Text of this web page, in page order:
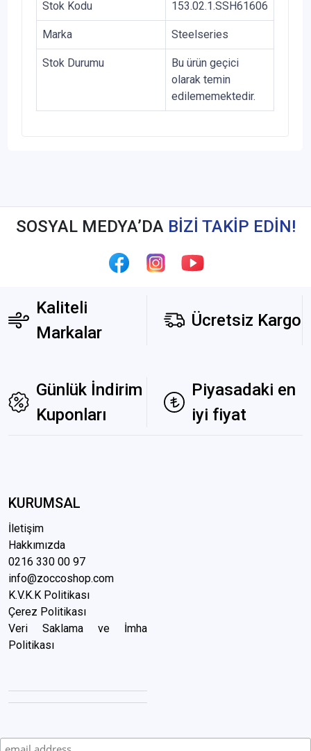
Stok Kodu 153.02.1.SSH61606
Marka Steelseries
Stok Durumu
Bu ürün geçici
olarak temin
edilememektedir.
SOSYAL MEDYA’DA BİZİ TAKİP EDİN!
Kaliteli
Markalar
Ücretsiz Kargo
Günlük İndirim
Kuponları
Piyasadaki en
iyi fiyat
KURUMSAL
İletişim
Hakkımızda
0216 330 00 97
info@zoccoshop.com
K.V.K.K Politikası
Çerez Politikası
Veri Saklama ve İmha
Politikası